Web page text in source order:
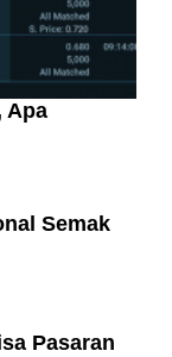
Apa
Semak
Pasaran